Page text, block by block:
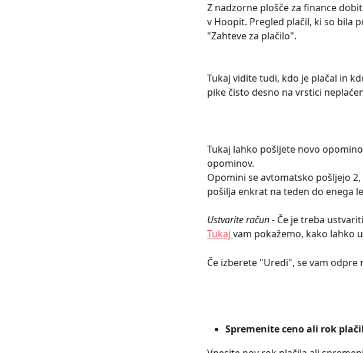
Z nadzorne plošče za finance
v Hoopit. Pregled plačil, ki so bila
"Zahteve za plačilo".
Tukaj vidite tudi, kdo je plačal in
pike čisto desno na vrstici
Tukaj lahko pošljete novo
opominov.
Opomini se avtomatsko pošljejo
pošilja enkrat na teden do enega
Ustvarite račun - Če je treba
Tukaj vam pokažemo, kako lahko
Če izberete "Uredi", se vam odpre
Spremenite ceno ali rok